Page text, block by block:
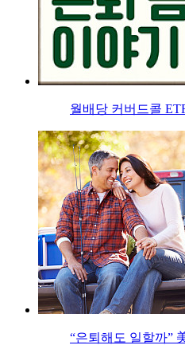
월배당 커버드콜
“은퇴해도 일할까”